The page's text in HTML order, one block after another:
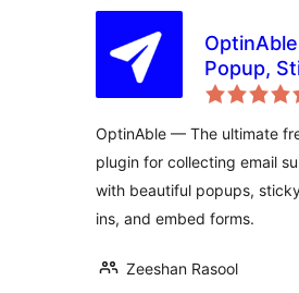
Popup,
Slide-in
OptinAble — The ultimate
plugin for collecting email
with beautiful popups,
ins, and embed forms.
Zeeshan Rasool